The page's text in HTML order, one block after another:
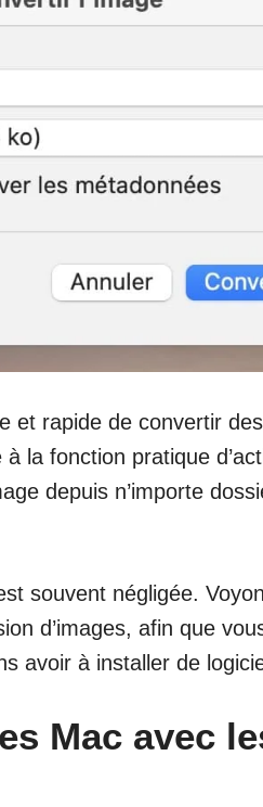
et rapide de convertir
la fonction pratique
depuis n’importe
souvent négligée.
d’images, afin que
avoir à installer de
Mac avec